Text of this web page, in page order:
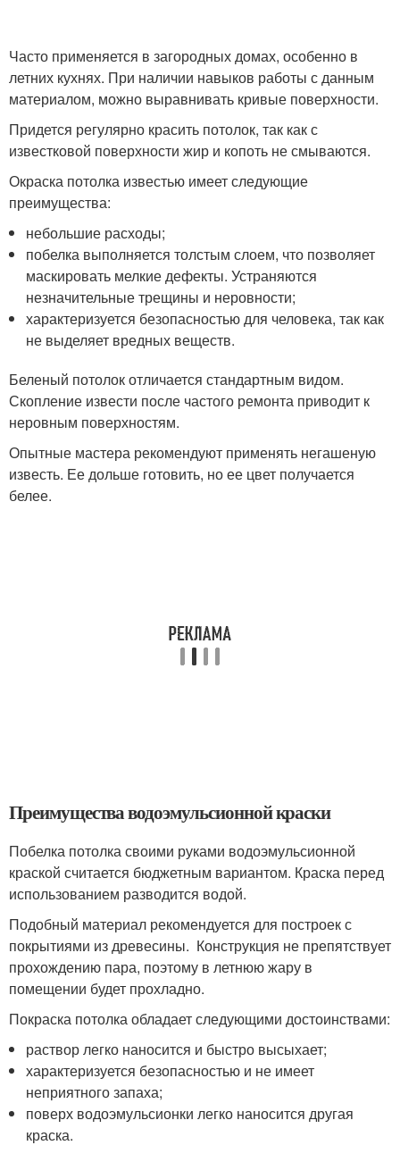
Часто применяется в загородных домах, особенно в
летних кухнях. При наличии навыков работы с данным
материалом, можно выравнивать кривые поверхности.
Придется регулярно красить потолок, так как с
известковой поверхности жир и копоть не смываются.
Окраска потолка известью имеет следующие
преимущества:
небольшие расходы;
побелка выполняется толстым слоем, что позволяет
маскировать мелкие дефекты. Устраняются
незначительные трещины и неровности;
характеризуется безопасностью для человека, так как
не выделяет вредных веществ.
Беленый потолок отличается стандартным видом.
Скопление извести после частого ремонта приводит к
неровным поверхностям.
Опытные мастера рекомендуют применять негашеную
известь. Ее дольше готовить, но ее цвет получается
белее.
Преимущества водоэмульсионной краски
Побелка потолка своими руками водоэмульсионной
краской считается бюджетным вариантом. Краска перед
использованием разводится водой.
Подобный материал рекомендуется для построек с
покрытиями из древесины. Конструкция не препятствует
прохождению пара, поэтому в летнюю жару в
помещении будет прохладно.
Покраска потолка обладает следующими достоинствами:
раствор легко наносится и быстро высыхает;
характеризуется безопасностью и не имеет
неприятного запаха;
поверх водоэмульсионки легко наносится другая
краска.